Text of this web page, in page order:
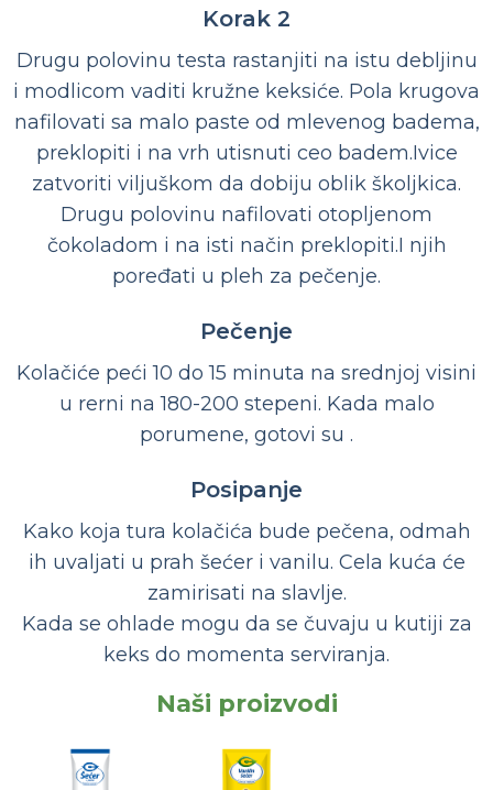
Korak 2
Drugu polovinu testa rastanjiti na istu debljinu
i modlicom vaditi kružne keksiće. Pola krugova
nafilovati sa malo paste od mlevenog badema,
preklopiti i na vrh utisnuti ceo badem.Ivice
zatvoriti viljuškom da dobiju oblik školjkica.
Drugu polovinu nafilovati otopljenom
čokoladom i na isti način preklopiti.I njih
poređati u pleh za pečenje.
Pečenje
Kolačiće peći 10 do 15 minuta na srednjoj visini
u rerni na 180-200 stepeni. Kada malo
porumene, gotovi su .
Posipanje
Kako koja tura kolačića bude pečena, odmah
ih uvaljati u prah šećer i vanilu. Cela kuća će
zamirisati na slavlje.
Kada se ohlade mogu da se čuvaju u kutiji za
keks do momenta serviranja.
Naši proizvodi